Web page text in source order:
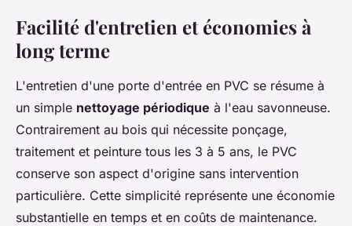
Facilité d'entretien et économies à
long terme
L'entretien d'une porte d'entrée en PVC se résume à
un simple nettoyage périodique à l'eau savonneuse.
Contrairement au bois qui nécessite ponçage,
traitement et peinture tous les 3 à 5 ans, le PVC
conserve son aspect d'origine sans intervention
particulière. Cette simplicité représente une économie
substantielle en temps et en coûts de maintenance.